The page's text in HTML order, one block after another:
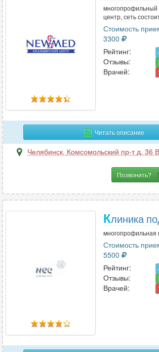
многопрофильный
центр, сеть
Стоимость
3300
Рейтинг:
Отзывы:
Врачей:
Читать описание
Челябинск, Комсомольский пр-т д. 36 В
Позвонить?
Клиника
многопрофильная
Стоимость
5500
Рейтинг:
Отзывы:
Врачей: